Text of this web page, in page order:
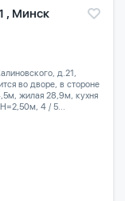
, Минск
д.21,
во дворе, в стороне
жилая 28,9м, кухня
4 / 5...